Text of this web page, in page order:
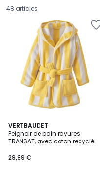
48 articles
VERTBAUDET
Peignoir de bain rayures
TRANSAT, avec coton recyclé
€.
29,99 €
4,5
/ 5
5
Couleurs